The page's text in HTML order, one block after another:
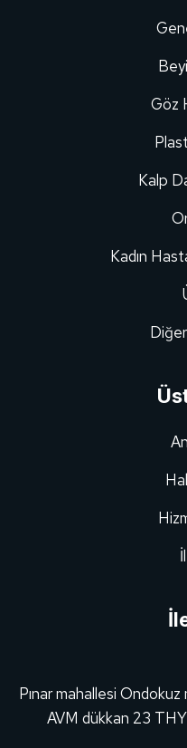
Göz
Kalp
Kadın
Pınar mahallesi
AVM dükkan 23